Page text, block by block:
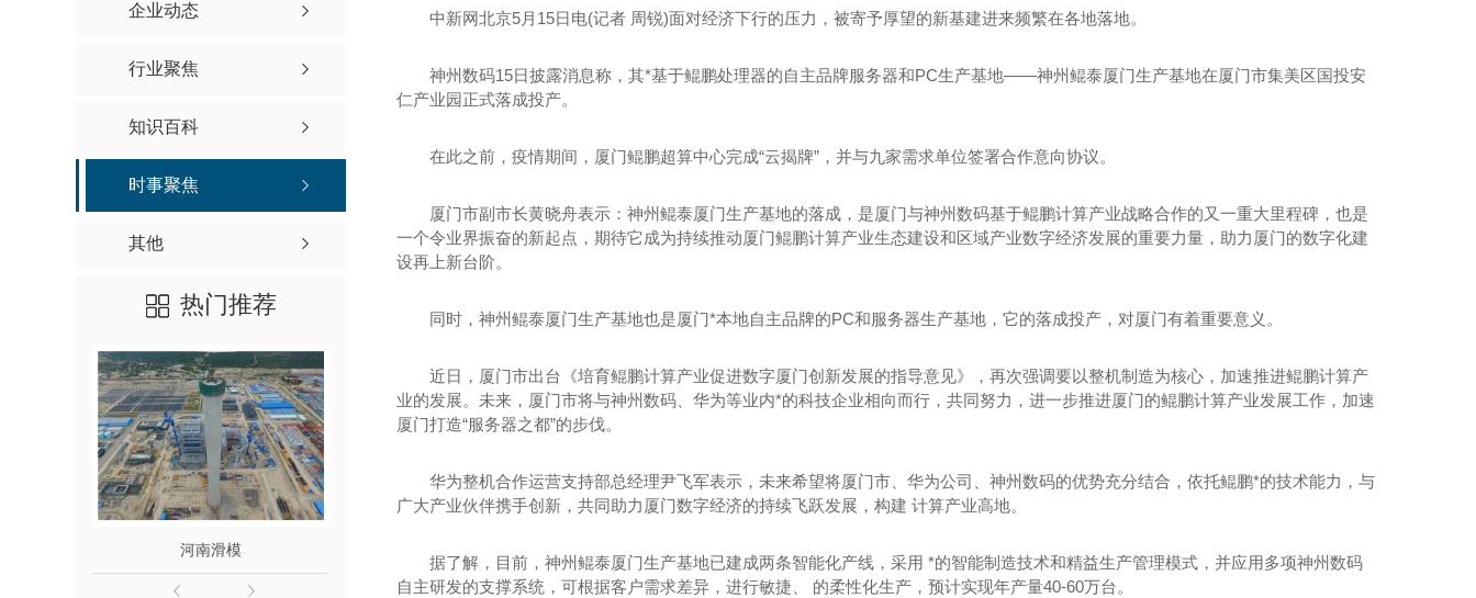
企业动态
行业聚焦
知识百科
时事聚焦
其他
热门推荐
河南滑模
中新网北京5月15日电(记者 周锐)面对经济下行的压力，被寄予厚望的新基建进来频繁在各地落地。
神州数码15日披露消息称，其*基于鲲鹏处理器的自主品牌服务器和PC生产基地——神州鲲泰厦门生产基地在厦门市集美区国投安
仁产业园正式落成投产。
在此之前，疫情期间，厦门鲲鹏超算中心完成“云揭牌”，并与九家需求单位签署合作意向协议。
厦门市副市长黄晓舟表示：神州鲲泰厦门生产基地的落成，是厦门与神州数码基于鲲鹏计算产业战略合作的又一重大里程碑，也是
一个令业界振奋的新起点，期待它成为持续推动厦门鲲鹏计算产业生态建设和区域产业数字经济发展的重要力量，助力厦门的数字化建
设再上新台阶。
同时，神州鲲泰厦门生产基地也是厦门*本地自主品牌的PC和服务器生产基地，它的落成投产，对厦门有着重要意义。
近日，厦门市出台《培育鲲鹏计算产业促进数字厦门创新发展的指导意见》，再次强调要以整机制造为核心，加速推进鲲鹏计算产
业的发展。未来，厦门市将与神州数码、华为等业内*的科技企业相向而行，共同努力，进一步推进厦门的鲲鹏计算产业发展工作，加速
厦门打造“服务器之都”的步伐。
华为整机合作运营支持部总经理尹飞军表示，未来希望将厦门市、华为公司、神州数码的优势充分结合，依托鲲鹏*的技术能力，与
广大产业伙伴携手创新，共同助力厦门数字经济的持续飞跃发展，构建 计算产业高地。
据了解，目前，神州鲲泰厦门生产基地已建成两条智能化产线，采用 *的智能制造技术和精益生产管理模式，并应用多项神州数码
自主研发的支撑系统，可根据客户需求差异，进行敏捷、 的柔性化生产，预计实现年产量40-60万台。